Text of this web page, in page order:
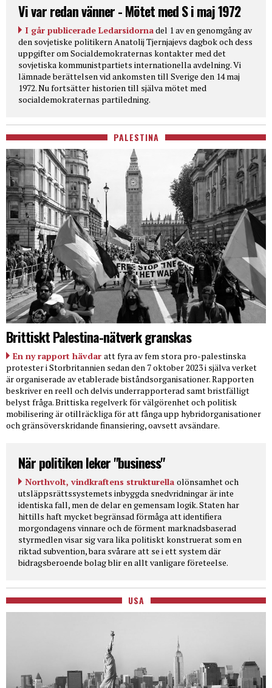
Vi var redan vänner - Mötet med S i maj 1972
I går publicerade Ledarsidornadel 1 av en genomgång av
den sovjetiske politikern Anatolij Tjernjajevs dagbok och dess
uppgifter om Socialdemokraternas kontakter med det
sovjetiska kommunistpartiets internationella avdelning. Vi
lämnade berättelsen vid ankomsten till Sverige den 14 maj
1972. Nu fortsätter historien till själva mötet med
socialdemokraternas partiledning.
PALESTINA
Brittiskt Palestina-nätverk granskas
En ny rapport hävdar att fyra av fem stora pro-palestinska
protester i Storbritannien sedan den 7 oktober 2023 i själva verket
är organiserade av etablerade biståndsorganisationer. Rapporten
beskriver en reell och delvis underrapporterad samt bristfälligt
belyst fråga. Brittiska regelverk för välgörenhet och politisk
mobilisering är otillräckliga för att fånga upp hybridorganisationer
och gränsöverskridande finansiering, oavsett avsändare.
När politiken leker "business"
Northvolt, vindkraftens strukturella olönsamhet och
utsläppsrättssystemets inbyggda snedvridningar är inte
identiska fall, men de delar en gemensam logik. Staten har
hittills haft mycket begränsad förmåga att identifiera
morgondagens vinnare och de förment marknadsbaserad
styrmedlen visar sig vara lika politiskt konstruerat som en
riktad subvention, bara svårare att se i ett system där
bidragsberoende bolag blir en allt vanligare företeelse.
USA